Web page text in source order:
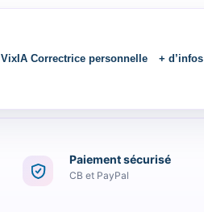
VixIA Correctrice personnelle + d’infos
Paiement sécurisé
CB et PayPal